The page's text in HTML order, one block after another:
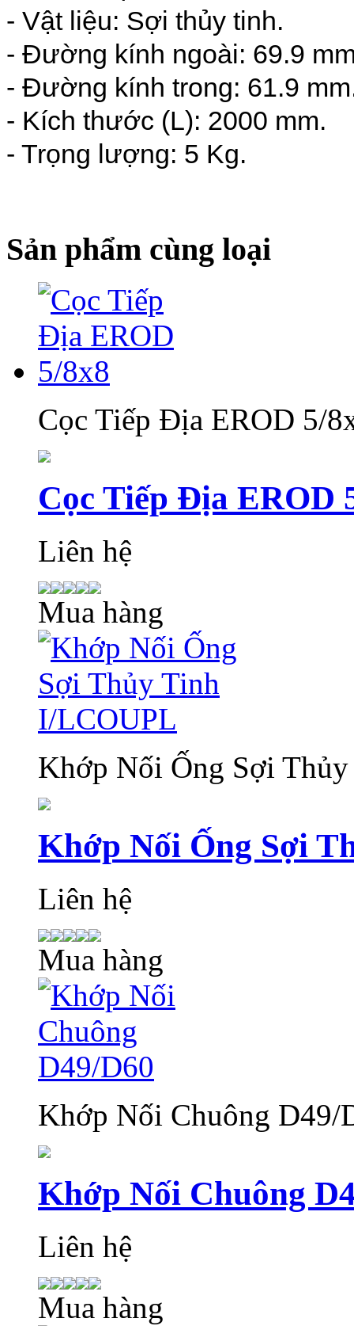
- Vật liệu: Sợi thủy tinh.
- Đường kính ngoài: 69.9
- Đường kính trong: 61.9
- Kích thước (L): 2000 mm.
- Trọng lượng: 5 Kg.
Sản phẩm cùng loại
Cọc Tiếp Địa EROD 5/
Cọc Tiếp Địa EROD
Liên hệ
Mua hàng
Khớp Nối Ống Sợi
Khớp Nối Ống Sợi
Liên hệ
Mua hàng
Khớp Nối Chuông D49/
Khớp Nối Chuông
Liên hệ
Mua hàng